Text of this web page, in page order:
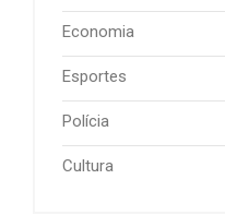
Economia
Esportes
Polícia
Cultura